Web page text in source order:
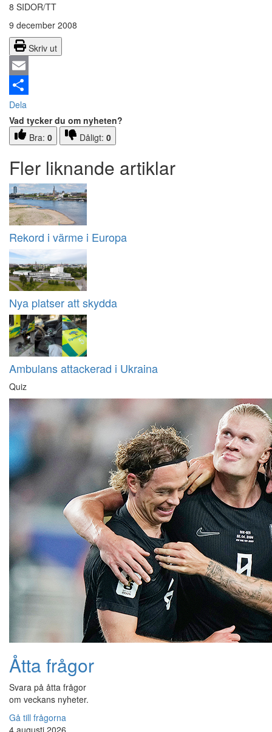
8 SIDOR/TT
9 december 2008
Skriv ut
Email
Dela
Vad tycker du om nyheten?
Bra: 0 Dåligt: 0
Fler liknande artiklar
Rekord i värme i Europa
Nya platser att skydda
Ambulans attackerad i Ukraina
Quiz
Åtta frågor
Svara på åtta frågor
om veckans nyheter.
Gå till frågorna